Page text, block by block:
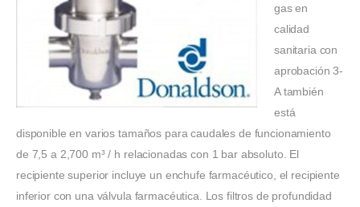
gas en
calidad
sanitaria con
aprobación 3-
A también
está
disponible en varios tamaños para caudales de funcionamiento
de 7,5 a 2,700 m³ / h relacionadas con 1 bar absoluto. El
recipiente superior incluye un enchufe farmacéutico, el recipiente
inferior con una válvula farmacéutica. Los filtros de profundidad